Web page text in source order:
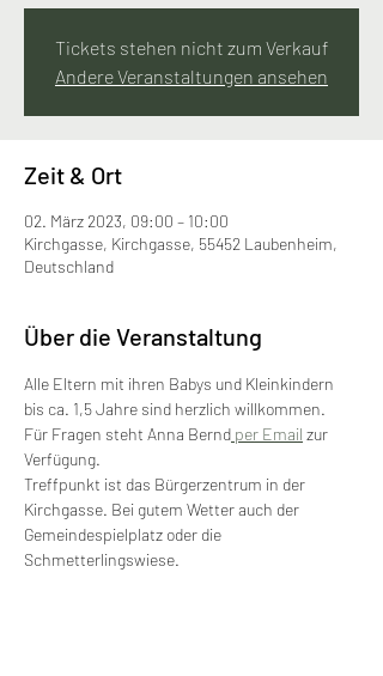
Tickets stehen nicht zum Verkauf
Andere Veranstaltungen ansehen
Zeit & Ort
02. März 2023, 09:00 – 10:00
Kirchgasse, Kirchgasse, 55452 Laubenheim,
Deutschland
Über die Veranstaltung
Alle Eltern mit ihren Babys und Kleinkindern
bis ca. 1,5 Jahre sind herzlich willkommen.
Für Fragen steht Anna Bernd per Email zur
Verfügung.
Treffpunkt ist das Bürgerzentrum in der
Kirchgasse. Bei gutem Wetter auch der
Gemeindespielplatz oder die
Schmetterlingswiese.